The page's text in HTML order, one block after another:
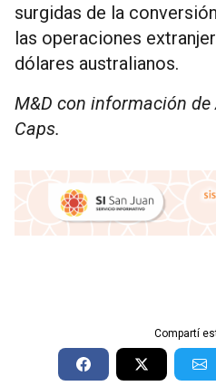
surgidas de la
las operaciones
dólares australianos.
M&D con información de
Caps.
Compartí